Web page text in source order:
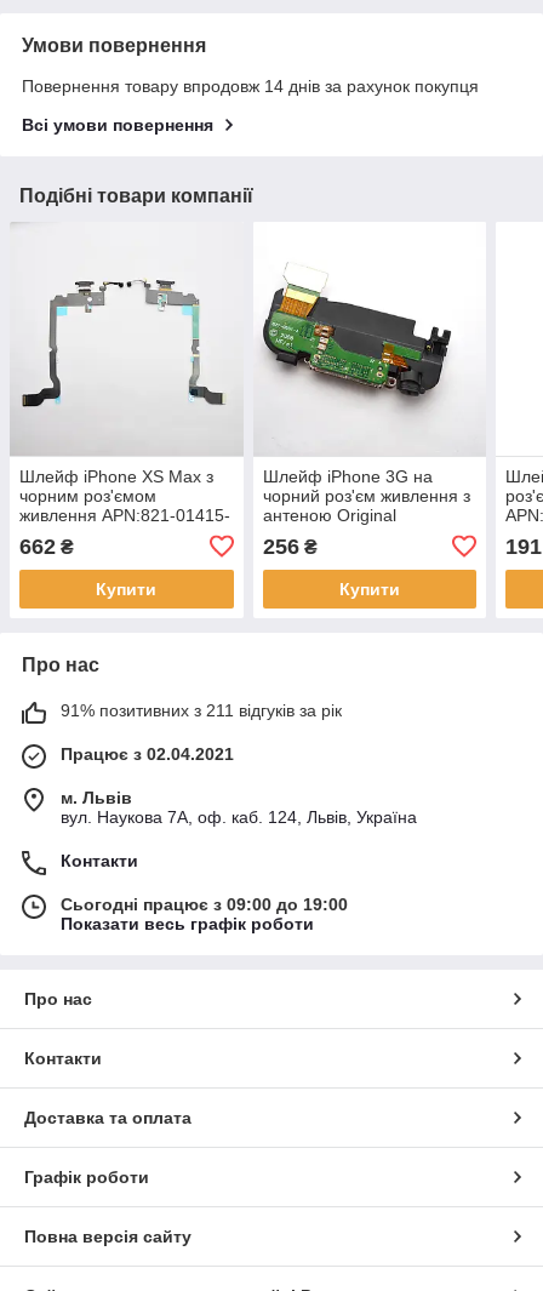
Умови повернення
Повернення товару впродовж 14 днів за рахунок покупця
Всі умови повернення
Подібні товари компанії
Шлейф iPhone XS Max з
чорним роз'ємом
живлення APN:821-01415-
662 ₴
Купити
Шлейф iPhone 3G на
чорний роз'єм живлення з
антеною Original
256₴
Купити
191
Про нас
91% позитивних з 211 відгуків за рік
Працює з 02.04.2021
м. Львів
вул. Наукова 7А, оф. каб. 124, Львів, Україна
Контакти
Сьогодні працює з 09:00 до 19:00
Показати весь графік роботи
Про нас
Контакти
Доставка та оплата
Графік роботи
Повна версія сайту